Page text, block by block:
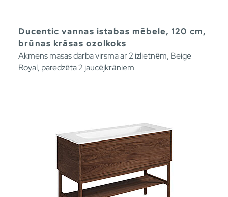
Ducentic vannas istabas mēbele, 120 cm,
brūnas krāsas ozolkoks
Akmens masas darba virsma ar 2 izlietnēm, Beige
Royal, paredzēta 2 jaucējkrāniem